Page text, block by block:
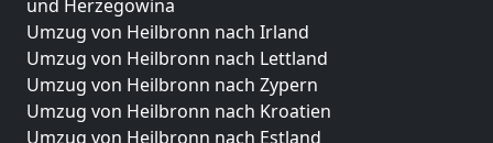
und Herzegowina
Umzug von Heilbronn nach Irland
Umzug von Heilbronn nach Lettland
Umzug von Heilbronn nach Zypern
Umzug von Heilbronn nach Kroatien
Umzug von Heilbronn nach Estland